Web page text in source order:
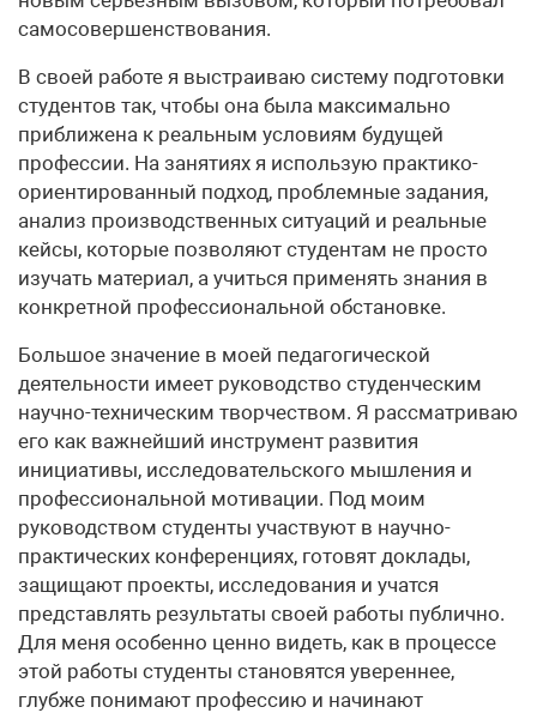
самосовершенствования.
В своей работе я выстраиваю систему подготовки
студентов так, чтобы она была максимально
приближена к реальным условиям будущей
профессии. На занятиях я использую практико-
ориентированный подход, проблемные задания,
анализ производственных ситуаций и реальные
кейсы, которые позволяют студентам не просто
изучать материал, а учиться применять знания в
конкретной профессиональной обстановке.
Большое значение в моей педагогической
деятельности имеет руководство студенческим
научно-техническим творчеством. Я рассматриваю
его как важнейший инструмент развития
инициативы, исследовательского мышления и
профессиональной мотивации. Под моим
руководством студенты участвуют в научно-
практических конференциях, готовят доклады,
защищают проекты, исследования и учатся
представлять результаты своей работы публично.
Для меня особенно ценно видеть, как в процессе
этой работы студенты становятся увереннее,
глубже понимают профессию и начинают